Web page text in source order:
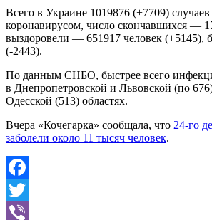
Всего в Украине 1019876 (+7709) случаев
коронавирусом, число скончавшихся —
выздоровели — 651917 человек (+5145),
(-2443).
По данным СНБО, быстрее всего
в Днепропетровской и Львовской (по
Одесской (513) областях.
Вчера «Кочегарка» сообщала, что 24-го
заболели около 11 тысяч человек.
Facebook
Twitter